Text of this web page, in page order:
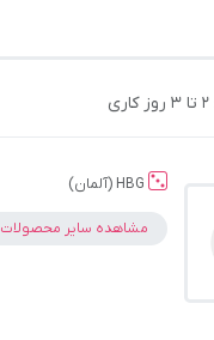
2 تا 3 روز کاری
HBG (آلمان)
مشاهده سایر محصولات